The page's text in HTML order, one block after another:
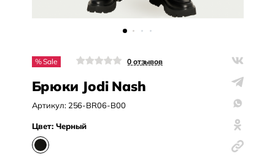
% Sale 0 отзывов
Брюки Jodi Nash
Артикул: 256-BR06-B00
Цвет: Черный